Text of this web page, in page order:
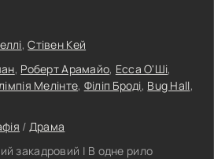
,Стівен Кей
, Роберт Арамайо, Есса О'Ші,
Мелінте, Філіп Броді, Bug Hall,
/ Драма
закадровий | В одне рило